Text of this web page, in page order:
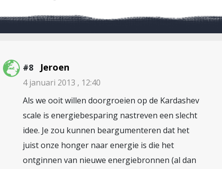
#8 Jeroen
4 januari 2013 , 12:40
Als we ooit willen doorgroeien op de Kardashev
scale is energiebesparing nastreven een slecht
idee. Je zou kunnen beargumenteren dat het
juist onze honger naar energie is die het
ontginnen van nieuwe energiebronnen (al dan